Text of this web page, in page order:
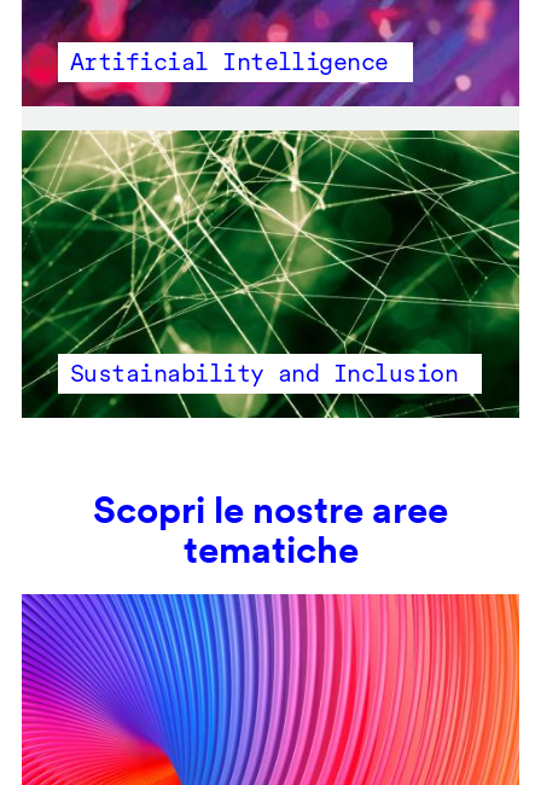
Artificial Intelligence
Sustainability and Inclusion
Scopri le nostre aree
tematiche